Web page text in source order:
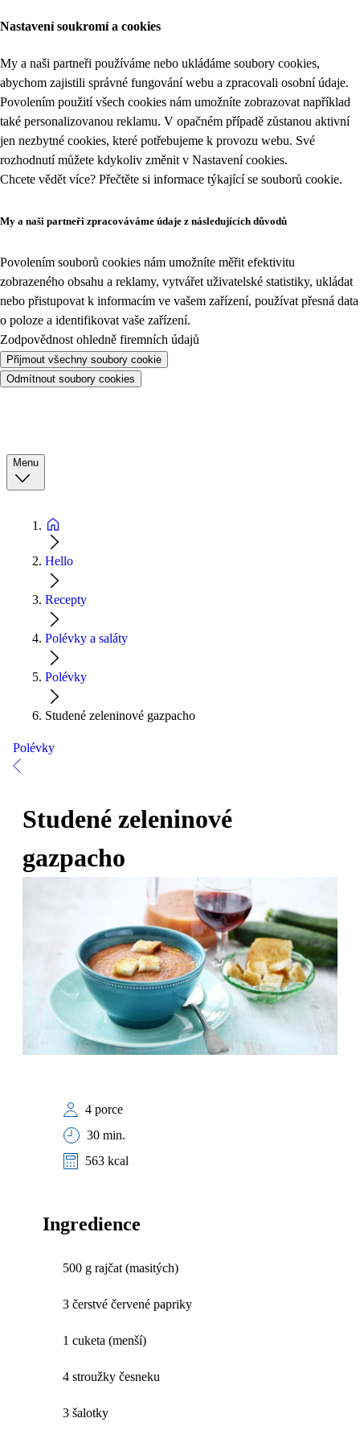
Nastavení soukromí a cookies
My a naši partneři používáme nebo ukládáme soubory cookies,
abychom zajistili správné fungování webu a zpracovali osobní údaje.
Povolením použití všech cookies nám umožníte zobrazovat například
také personalizovanou reklamu. V opačném případě zůstanou aktivní
jen nezbytné cookies, které potřebujeme k provozu webu. Své
rozhodnutí můžete kdykoliv změnit v Nastavení cookies.
Chcete vědět více? Přečtěte si informace týkající se souborů cookie.
My a naši partneři zpracováváme údaje z následujících důvodů
Povolením souborů cookies nám umožníte měřit efektivitu
zobrazeného obsahu a reklamy, vytvářet uživatelské statistiky, ukládat
nebo přistupovat k informacím ve vašem zařízení, používat přesná data
o poloze a identifikovat vaše zařízení.
Zodpovědnost ohledně firemních údajů
Přijmout všechny soubory cookie
Odmítnout soubory cookies
Menu
Hello
Recepty
Polévky a saláty
Polévky
Studené zeleninové gazpacho
Polévky
Studené zeleninové
gazpacho
4 porce
30 min.
563 kcal
Ingredience
500 g rajčat (masitých)
3 čerstvé červené papriky
1 cuketa (menší)
4 stroužky česneku
3 šalotky